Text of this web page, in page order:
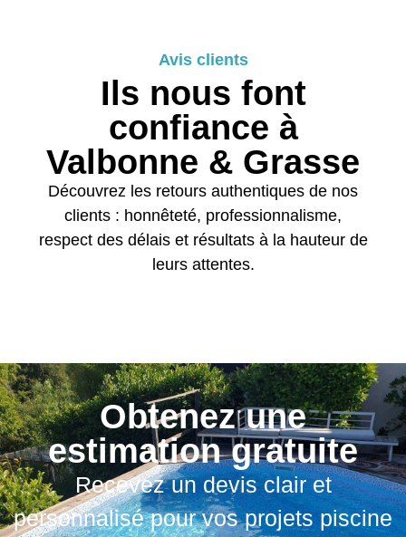
Avis clients
Ils nous font
confiance à
Valbonne & Grasse
Découvrez les retours authentiques de nos
clients : honnêteté, professionnalisme,
respect des délais et résultats à la hauteur de
leurs attentes.
Obtenez une
estimation gratuite
Recevez un devis clair et
personnalisé pour vos projets piscine